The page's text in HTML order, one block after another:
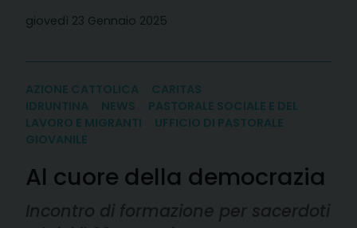
giovedì 23 Gennaio 2025
AZIONE CATTOLICA
CARITAS
IDRUNTINA
NEWS
PASTORALE SOCIALE E DEL
LAVORO E MIGRANTI
UFFICIO DI PASTORALE
GIOVANILE
Al cuore della democrazia
Incontro di formazione per sacerdoti